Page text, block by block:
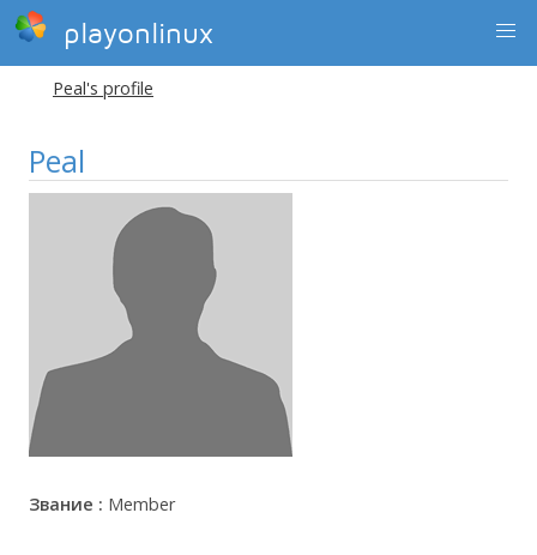
playonlinux
Peal's profile
Peal
Звание : Member